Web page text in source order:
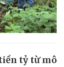
tỷ từ mô